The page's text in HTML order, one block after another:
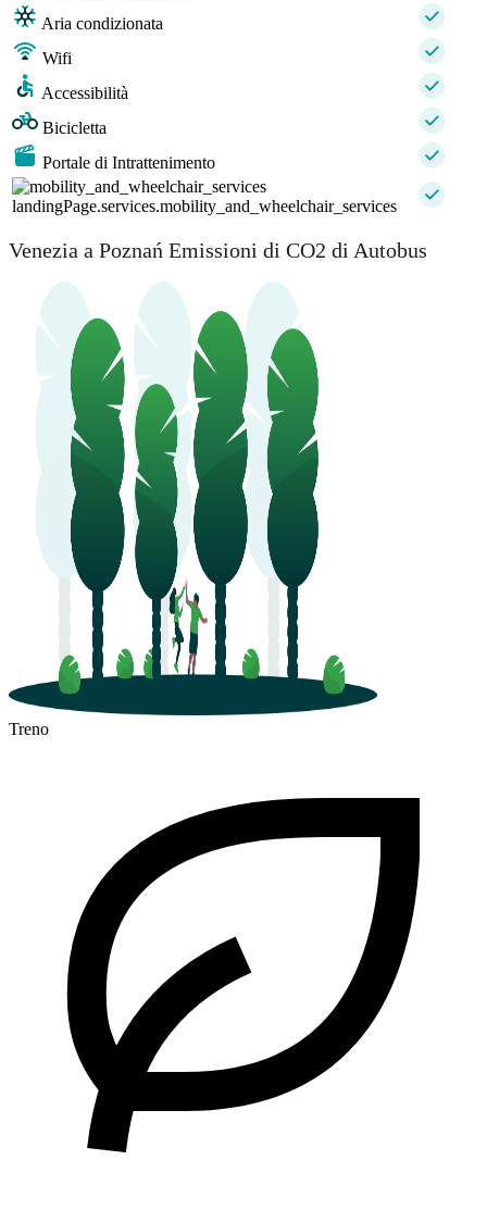
Aria condizionata
Wifi
Accessibilità
Bicicletta
Portale di Intrattenimento
landingPage.services.mobility_and_wheelchair_services
Venezia a Poznań Emissioni di CO2 di Autobus
Treno